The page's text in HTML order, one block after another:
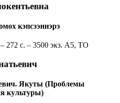
кэпсээннэрэ
272 с. – 3500 экз. А5, ТО
. Якуты (Проблемы
культуры)